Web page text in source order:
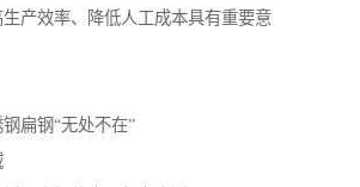
产效率、降低人工成本具有重要意
扁钢“无处不在”